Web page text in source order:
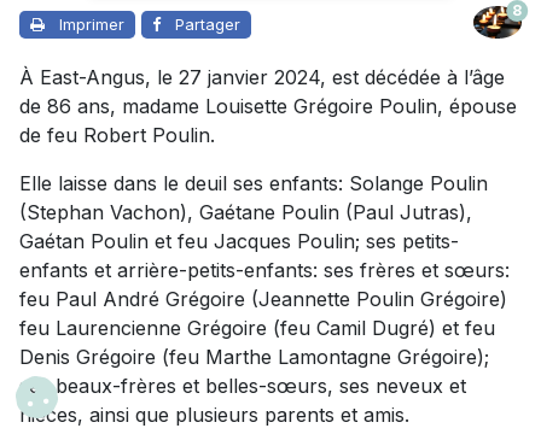
Imprimer Partager
8
À East-Angus, le 27 janvier 2024, est décédée à l’âge
de 86 ans, madame Louisette Grégoire Poulin, épouse
de feu Robert Poulin.
Elle laisse dans le deuil ses enfants: Solange Poulin
(Stephan Vachon), Gaétane Poulin (Paul Jutras),
Gaétan Poulin et feu Jacques Poulin; ses petits-
enfants et arrière-petits-enfants: ses frères et sœurs:
feu Paul André Grégoire (Jeannette Poulin Grégoire)
feu Laurencienne Grégoire (feu Camil Dugré) et feu
Denis Grégoire (feu Marthe Lamontagne Grégoire);
ses beaux-frères et belles-sœurs, ses neveux et
nièces, ainsi que plusieurs parents et amis.